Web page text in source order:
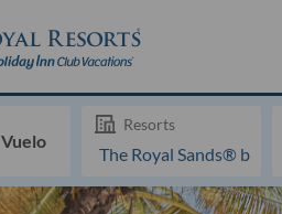
Vuelo
Resorts
The Royal Sands® by